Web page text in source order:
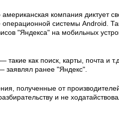
компания диктует
операционной системы Android.
"Яндекса" на мобильных
такие как поиск, карты, почта и
заявлял ранее "Яндекс".
полученные от
и не